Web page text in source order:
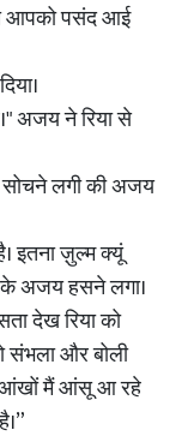
आपको पसंद आई
अजय ने रिया से
सोचने लगी की अजय
इतना ज़ुल्म क्यूं
अजय हसने लगा।
देख रिया को
और बोली
आंखों मैं आंसू आ रहे